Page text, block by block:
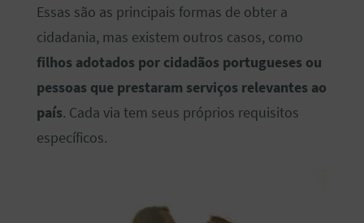
Essas são as principais formas de obter a
cidadania, mas existem outros casos, como
filhos adotados por cidadãos portugueses ou
pessoas que prestaram serviços relevantes ao
país. Cada via tem seus próprios requisitos
específicos.